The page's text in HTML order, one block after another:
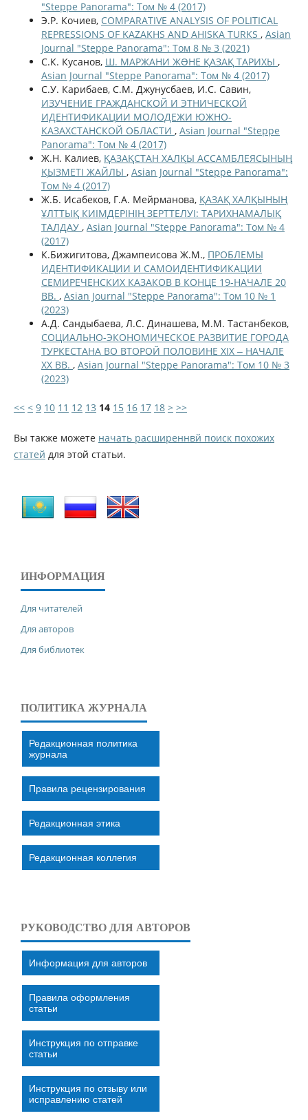
"Steppe Panorama": Том № 4 (2017)
Э.Р. Кочиев, COMPARATIVE ANALYSIS OF POLITICAL
REPRESSIONS OF KAZAKHS AND AHISKA TURKS , Asian
Journal "Steppe Panorama": Том 8 № 3 (2021)
С.К. Кусанов, Ш. МАРЖАНИ ЖƏНЕ ҚАЗАҚ ТАРИХЫ ,
Asian Journal "Steppe Panorama": Том № 4 (2017)
С.У. Карибаев, С.М. Джунусбаев, И.С. Савин,
ИЗУЧЕНИЕ ГРАЖДАНСКОЙ И ЭТНИЧЕСКОЙ
ИДЕНТИФИКАЦИИ МОЛОДЕЖИ ЮЖНО-
КАЗАХСТАНСКОЙ ОБЛАСТИ , Asian Journal "Steppe
Panorama": Том № 4 (2017)
Ж.Н. Калиев, ҚАЗАҚСТАН ХАЛҚЫ АССАМБЛЕЯСЫНЫҢ
ҚЫЗМЕТІ ЖАЙЛЫ , Asian Journal "Steppe Panorama":
Том № 4 (2017)
Ж.Б. Исабеков, Г.А. Мейрманова, ҚАЗАҚ ХАЛҚЫНЫҢ
ҰЛТТЫҚ КИІМДЕРІНІҢ ЗЕРТТЕЛУІ: ТАРИХНАМАЛЫҚ
ТАЛДАУ , Asian Journal "Steppe Panorama": Том № 4
(2017)
К.Бижигитова, Джампеисова Ж.М., ПРОБЛЕМЫ
ИДЕНТИФИКАЦИИ И САМОИДЕНТИФИКАЦИИ
СЕМИРЕЧЕНСКИХ КАЗАКОВ В КОНЦЕ 19-НАЧАЛЕ 20
ВВ. , Asian Journal "Steppe Panorama": Том 10 № 1
(2023)
А.Д. Сандыбаева, Л.С. Динашева, М.М. Тастанбеков,
СОЦИАЛЬНО-ЭКОНОМИЧЕСКОЕ РАЗВИТИЕ ГОРОДА
ТУРКЕСТАНА ВО ВТОРОЙ ПОЛОВИНЕ ХІХ ‒ НАЧАЛЕ
ХХ ВВ. , Asian Journal "Steppe Panorama": Том 10 № 3
(2023)
<< < 9 10 11 12 13 14 15 16 17 18 > >>
Вы также можете начать расширеннвй поиск похожих
статей для этой статьи.
ИНФОРМАЦИЯ
Для читателей
Для авторов
Для библиотек
ПОЛИТИКА ЖУРНАЛА
Редакционная политика
журнала
Правила рецензирования
Редакционная этика
Редакционная коллегия
РУКОВОДСТВО ДЛЯ АВТОРОВ
Информация для авторов
Правила оформления
статьи
Инструкция по отправке
статьи
Инструкция по отзыву или
исправлению статей